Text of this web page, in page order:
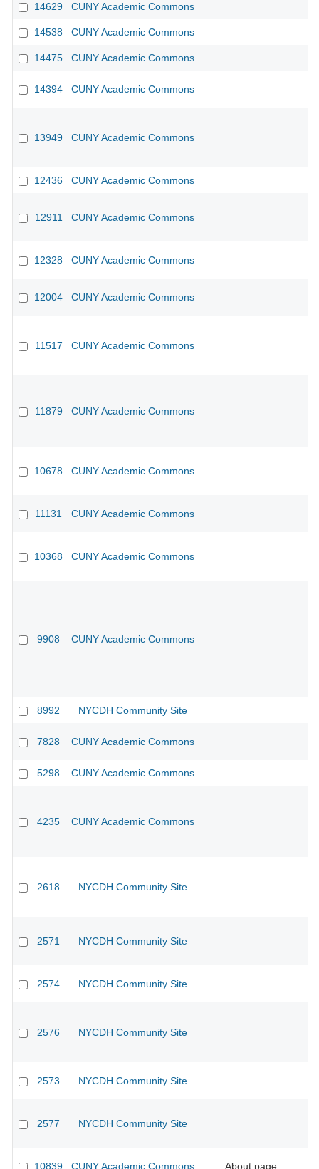
14629 CUNY Academic Commons
14538 CUNY Academic Commons
14475 CUNY Academic Commons
14394 CUNY Academic Commons
13949 CUNY Academic Commons
12436 CUNY Academic Commons
12911 CUNY Academic Commons
12328 CUNY Academic Commons
12004 CUNY Academic Commons
11517 CUNY Academic Commons
11879 CUNY Academic Commons
10678 CUNY Academic Commons
11131 CUNY Academic Commons
10368 CUNY Academic Commons
9908 CUNY Academic Commons
8992 NYCDH Community Site
7828 CUNY Academic Commons
5298 CUNY Academic Commons
4235 CUNY Academic Commons
2618 NYCDH Community Site
2571 NYCDH Community Site
2574 NYCDH Community Site
2576 NYCDH Community Site
2573 NYCDH Community Site
2577 NYCDH Community Site
10839 CUNY Academic Commons About page